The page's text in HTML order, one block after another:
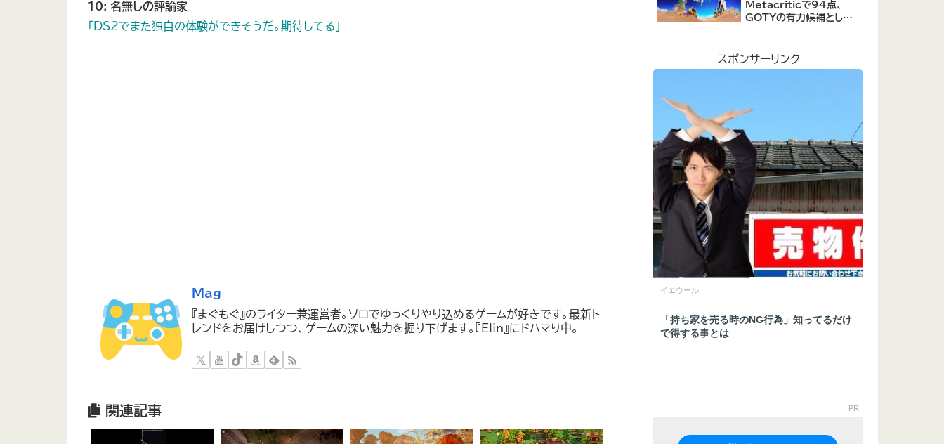
10: 名無しの評論家
「DS2でまた独自の体験ができそうだ。期待してる」
Mag
『まぐもぐ』のライター兼運営者。ソロでゆっくりやり込めるゲームが好きです。最新ト
レンドをお届けしつつ、ゲームの深い魅力を掘り下げます。『Elin』にドハマり中。
関連記事
Metacriticで94点、
GOTYの有力候補として
スポンサーリンク